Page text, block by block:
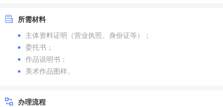
所需材料
主体资料证明（营业执照、身份证等）；
委托书；
作品说明书；
美术作品图样。
办理流程